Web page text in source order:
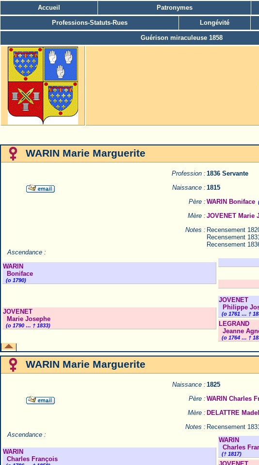
Accueil Patronymes
Professions-Statuts-Rues Longévité
Guérison miraculeuse 1858
WARIN Marie Marguerite
Profession : 1836 Servante
Naissance : 1815
Père : WARIN Boniface
Mère : JOVENET Marie
Notes : Recensement
Recensement
Recensement
WARIN
Boniface
(o 1790)
JOVENET
Marie Josephe
(o 1790 … † 1833)
JOVENET
Philippe
(o 1761 … †
LEGRAND
Jeanne
(o 1764 … †
Ascendance :
WARIN Marie Marguerite
Naissance : 1825
Père : WARIN Charles
Mère : DELATTRE
Notes : Recensement
WARIN
Charles François
WARIN
Charles
(† 1817)
Ascendance :